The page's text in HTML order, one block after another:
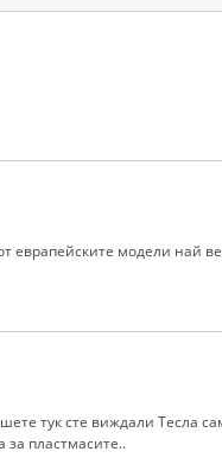
еврапейските модели най
тук сте виждали Тесла
за пластмасите..